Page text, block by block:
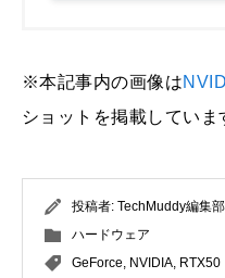
※本記事内の画像は
ショットを掲載していま
投稿者: TechMuddy編集部
ハードウェア
GeForce, NVIDIA, RTX50